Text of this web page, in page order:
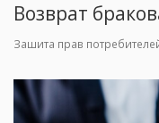
Возврат
Зашита прав